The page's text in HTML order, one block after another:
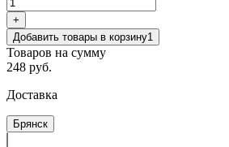
+
Добавить товары в корзину1
Товаров на сумму
248 руб.
Доставка
Брянск